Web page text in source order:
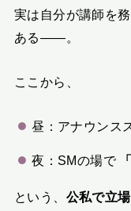
実は自分が講師を
ある――。
ここから、
昼：アナウンス
夜：SMの場で
という、 公私で立